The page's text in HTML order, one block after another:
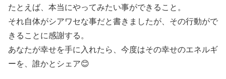
たとえば、本当にやってみたい事ができること。
それ自体がシアワセな事だと書きましたが、その行動がで
きることに感謝する。
あなたが幸せを手に入れたら、今度はその幸せのエネルギ
ーを、誰かとシェア😊